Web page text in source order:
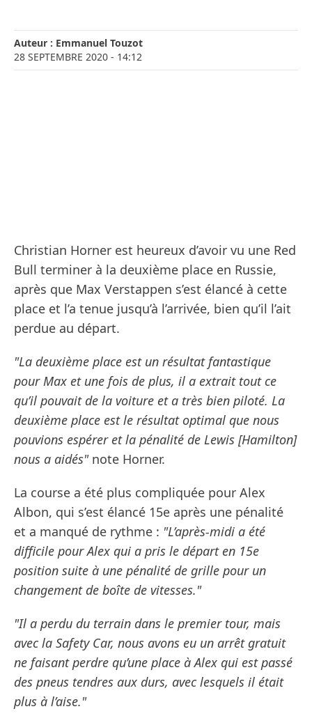
Auteur : Emmanuel Touzot
28 SEPTEMBRE 2020 - 14:12
Christian Horner est heureux d’avoir vu une Red
Bull terminer à la deuxième place en Russie,
après que Max Verstappen s’est élancé à cette
place et l’a tenue jusqu’à l’arrivée, bien qu’il l’ait
perdue au départ.
"La deuxième place est un résultat fantastique
pour Max et une fois de plus, il a extrait tout ce
qu’il pouvait de la voiture et a très bien piloté. La
deuxième place est le résultat optimal que nous
pouvions espérer et la pénalité de Lewis [Hamilton]
nous a aidés" note Horner.
La course a été plus compliquée pour Alex
Albon, qui s’est élancé 15e après une pénalité
et a manqué de rythme : "L’après-midi a été
difficile pour Alex qui a pris le départ en 15e
position suite à une pénalité de grille pour un
changement de boîte de vitesses."
"Il a perdu du terrain dans le premier tour, mais
avec la Safety Car, nous avons eu un arrêt gratuit
ne faisant perdre qu’une place à Alex qui est passé
des pneus tendres aux durs, avec lesquels il était
plus à l’aise."